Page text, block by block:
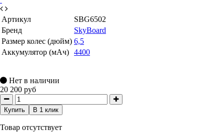
Артикул
SBG6502
Бренд
SkyBoard
Размер колес (дюйм) 6,5
Аккумулятор (мАч) 4400
Нет в наличии
20 200 руб
Купить В 1 клик
Товар отсутствует